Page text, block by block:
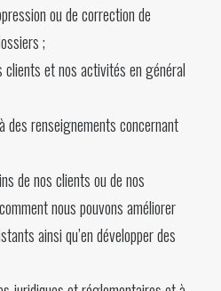
ou de correction de
;
et nos activités en général
des renseignements concernant
de nos clients ou de nos
nous pouvons améliorer
ainsi qu’en développer des